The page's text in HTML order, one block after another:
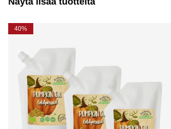
40%